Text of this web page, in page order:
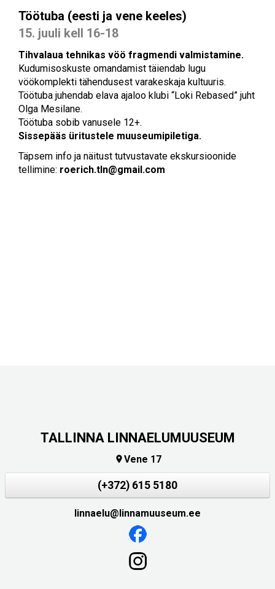
Töötuba (eesti ja vene keeles)
15. juuli kell 16-18
Tihvalaua tehnikas vöö fragmendi valmistamine.
Kudumisoskuste omandamist täiendab lugu
vöökomplekti tähendusest varakeskaja kultuuris.
Töötuba juhendab elava ajaloo klubi “Loki Rebased” juht
Olga Mesilane.
Töötuba sobib vanusele 12+.
Sissepääs üritustele muuseumipiletiga.
Täpsem info ja näitust tutvustavate ekskursioonide
tellimine: roerich.tln@gmail.com
TALLINNA LINNAELUMUUSEUM
Vene 17
(+372) 615 5180
linnaelu@linnamuuseum.ee